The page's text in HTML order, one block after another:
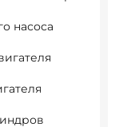
насоса